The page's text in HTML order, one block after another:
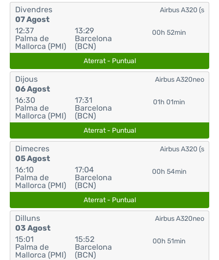
Divendres
07 Agost
12:37
Palma de
Mallorca (PMI)
13:29
Barcelona
(BCN)
00h 52min
Airbus A320 (s
Aterrat - Puntual
Dijous
06 Agost
16:30
Palma de
Mallorca (PMI)
17:31
Barcelona
(BCN)
01h 01min
Airbus A320neo
Aterrat - Puntual
Dimecres
05 Agost
16:10
Palma de
Mallorca (PMI)
17:04
Barcelona
(BCN)
00h 54min
Airbus A320 (s
Aterrat - Puntual
Dilluns
03 Agost
15:01
Palma de
Mallorca (PMI)
15:52
Barcelona
(BCN)
00h 51min
Airbus A320neo